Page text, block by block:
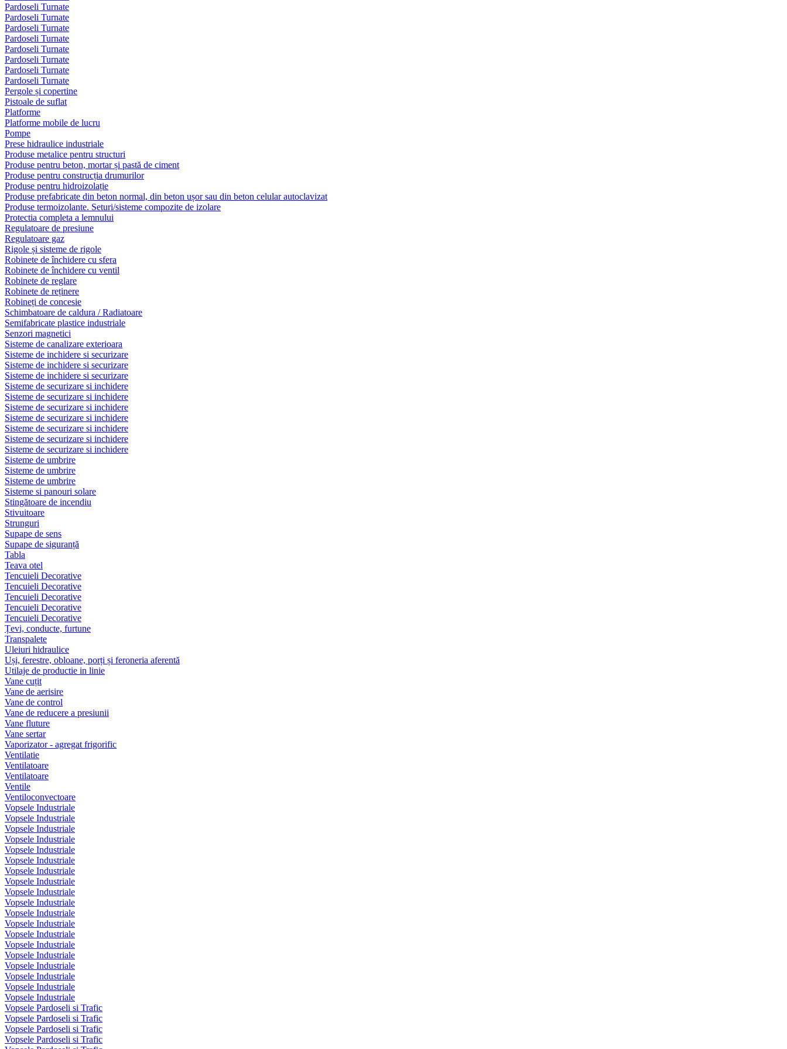
Pardoseli Turnate
Pardoseli Turnate
Pardoseli Turnate
Pardoseli Turnate
Pardoseli Turnate
Pardoseli Turnate
Pardoseli Turnate
Pardoseli Turnate
Pergole și copertine
Pistoale de suflat
Platforme
Platforme mobile de lucru
Pompe
Prese hidraulice industriale
Produse metalice pentru structuri
Produse pentru beton, mortar și pastă de ciment
Produse pentru construcția drumurilor
Produse pentru hidroizolație
Produse prefabricate din beton normal, din beton ușor sau din beton celular autoclavizat
Produse termoizolante. Seturi/sisteme compozite de izolare
Protectia completa a lemnului
Regulatoare de presiune
Regulatoare gaz
Rigole și sisteme de rigole
Robinete de închidere cu sfera
Robinete de închidere cu ventil
Robinete de reglare
Robinete de reținere
Robineți de concesie
Schimbatoare de caldura / Radiatoare
Semifabricate plastice industriale
Senzori magnetici
Sisteme de canalizare exterioara
Sisteme de inchidere si securizare
Sisteme de inchidere si securizare
Sisteme de inchidere si securizare
Sisteme de securizare si inchidere
Sisteme de securizare si inchidere
Sisteme de securizare si inchidere
Sisteme de securizare si inchidere
Sisteme de securizare si inchidere
Sisteme de securizare si inchidere
Sisteme de securizare si inchidere
Sisteme de umbrire
Sisteme de umbrire
Sisteme de umbrire
Sisteme si panouri solare
Stingătoare de incendiu
Stivuitoare
Strunguri
Supape de sens
Supape de siguranță
Tabla
Teava otel
Tencuieli Decorative
Tencuieli Decorative
Tencuieli Decorative
Tencuieli Decorative
Tencuieli Decorative
Țevi, conducte, furtune
Transpalete
Uleiuri hidraulice
Uși, ferestre, obloane, porți și feroneria aferentă
Utilaje de productie in linie
Vane cuțit
Vane de aerisire
Vane de control
Vane de reducere a presiunii
Vane fluture
Vane sertar
Vaporizator - agregat frigorific
Ventilatie
Ventilatoare
Ventilatoare
Ventile
Ventiloconvectoare
Vopsele Industriale
Vopsele Industriale
Vopsele Industriale
Vopsele Industriale
Vopsele Industriale
Vopsele Industriale
Vopsele Industriale
Vopsele Industriale
Vopsele Industriale
Vopsele Industriale
Vopsele Industriale
Vopsele Industriale
Vopsele Industriale
Vopsele Industriale
Vopsele Industriale
Vopsele Industriale
Vopsele Industriale
Vopsele Industriale
Vopsele Industriale
Vopsele Pardoseli si Trafic
Vopsele Pardoseli si Trafic
Vopsele Pardoseli si Trafic
Vopsele Pardoseli si Trafic